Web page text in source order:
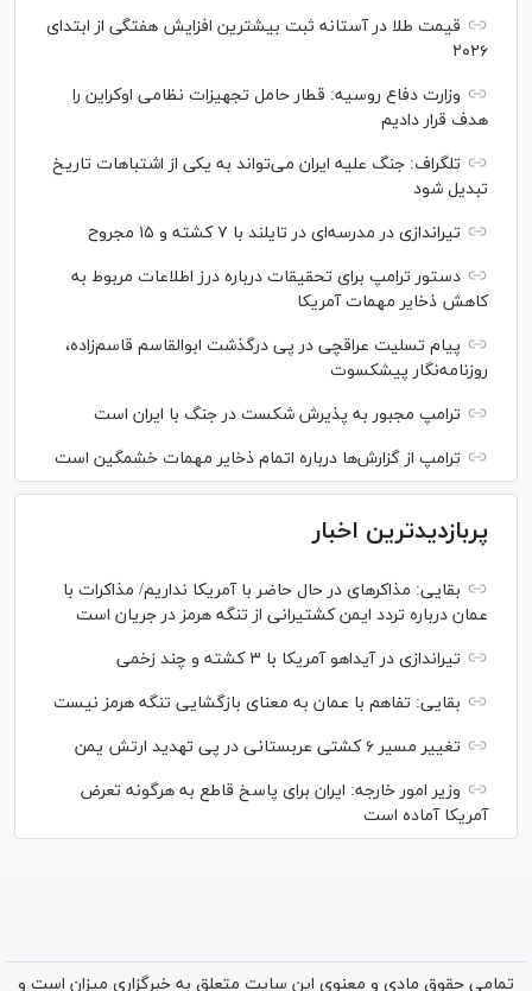
قیمت طلا در آستانه ثبت بیشترین افزایش هفتگی از ابتدای
۲۰۲۶
وزارت دفاع روسیه: قطار حامل تجهیزات نظامی اوکراین را
هدف قرار دادیم
تلگراف: جنگ علیه ایران می‌تواند به یکی از اشتباهات تاریخ
تبدیل شود
تیراندازی در مدرسه‌ای در تایلند با ۷ کشته و ۱۵ مجروح
دستور ترامپ برای تحقیقات درباره درز اطلاعات مربوط به
کاهش ذخایر مهمات آمریکا
پیام تسلیت عراقچی در پی درگذشت ابوالقاسم قاسم‌زاده،
روزنامه‌نگار پیشکسوت
ترامپ مجبور به پذیرش شکست در جنگ با ایران است
ترامپ از گزارش‌ها درباره اتمام ذخایر مهمات خشمگین است
پربازدیدترین اخبار
بقایی: مذاکره‎ای در حال حاضر با آمریکا نداریم/ مذاکرات با
عمان درباره تردد ایمن کشتیرانی از تنگه هرمز در جریان است
تیراندازی در آیداهو آمریکا با ۳ کشته و چند زخمی
بقایی: تفاهم با عمان به معنای بازگشایی تنگه هرمز نیست
تغییر مسیر ۶ کشتی عربستانی در پی تهدید ارتش یمن
وزیر امور خارجه: ایران برای پاسخ قاطع به هرگونه تعرض
آمریکا آماده است
تمامی حقوق مادی و معنوی این سایت متعلق به خبرگزاری میزان است و